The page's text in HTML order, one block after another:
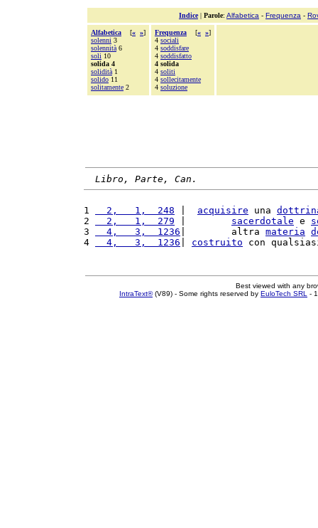
Indice| Parole: Alfabetica - Frequenza -
Alfabetica [« »]
solenni 3
solennità 6
soli 10
solida 4
solidità 1
solido 11
solitamente 2
Frequenza [« »]
4 sociali
4 soddisfare
4 soddisfatto
4 solida
4 soliti
4 sollecitamente
4 soluzione
Libro, Parte, Can.
1
  2,   1,  248
acquisire una
2
  2,   1,  279
sacerdotale e
3
  4,   3,  1236
|        altra materia
4
  4,   3,  1236
costruito con
Best viewed with any
IntraText®(V89) - Some rights reserved by EuloTech SRL -